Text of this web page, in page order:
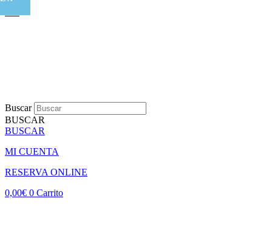
Buscar
BUSCAR
BUSCAR
MI CUENTA
RESERVA ONLINE
0,00€ 0 Carrito